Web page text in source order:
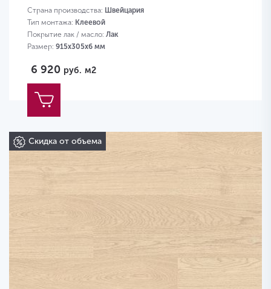
Страна производства: Швейцария
Тип монтажа: Клеевой
Покрытие лак / масло: Лак
Размер: 915х305х6 мм
6 920 руб. м2
Скидка от объема